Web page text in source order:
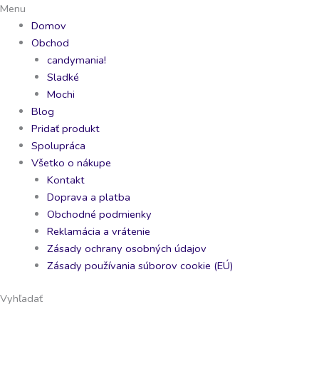
Preskočiť
obsah
Menu
Domov
Obchod
candymania!
Sladké
Mochi
Blog
Pridať produkt
Spolupráca
Všetko o nákupe
Kontakt
Doprava a platba
Obchodné podmienky
Reklamácia a vrátenie
Zásady ochrany osobných údajov
Zásady používania súborov cookie (EÚ)
Vyhľadať
Sprite
Cranberry
355ml
quantity
Fanta
Grape
355ml
quantity
Reese's
Caramel
quantity
Brain
Blasterz
Lizatko
quantity